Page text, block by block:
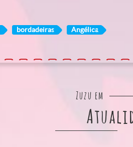
bordadeiras Angélica
Zuzu em